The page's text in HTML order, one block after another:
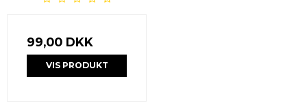
99,00 DKK
VIS PRODUKT